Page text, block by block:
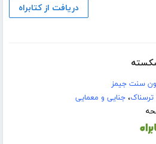
دریافت از کتابراه
سنت جیمز
ترسناک،جنایی و معمایی